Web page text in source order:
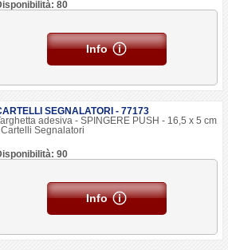
80
Info
SEGNALATORI - 77173
adesiva - SPINGERE PUSH - 16,5 x 5 cm
Segnalatori
90
Info